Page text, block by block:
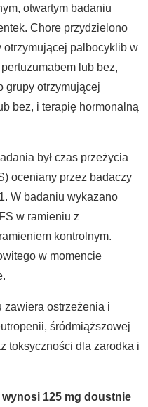
otwartym badaniu
Chore przydzielono
otrzymującej palbocyklib w
lub bez,
grupy otrzymującej
bez, i terapię hormonalną
był czas przeżycia
oceniany przez badaczy
W badaniu wykazano
w ramieniu z
kontrolnym.
w momencie
zawiera ostrzeżenia i
śródmiąższowej
toksyczności dla zarodka i
125 mg doustnie